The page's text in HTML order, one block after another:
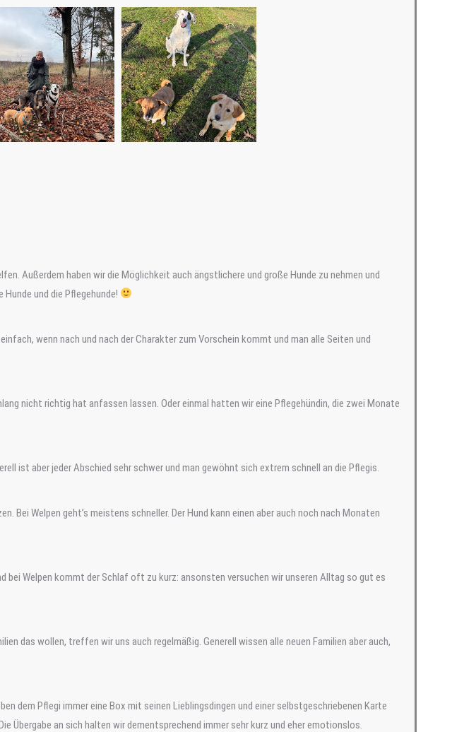
Außerdem haben wir die Möglichkeit auch ängstlichere und große Hunde zu nehmen und
und die Pflegehunde!
wenn nach und nach der Charakter zum Vorschein kommt und man alle Seiten und
nicht richtig hat anfassen lassen. Oder einmal hatten wir eine Pflegehündin, die zwei Monate
ist aber jeder Abschied sehr schwer und man gewöhnt sich extrem schnell an die Pflegis.
Welpen geht’s meistens schneller. Der Hund kann einen aber auch noch nach Monaten
bei Welpen kommt der Schlaf oft zu kurz: ansonsten versuchen wir unseren Alltag so gut es
das wollen, treffen wir uns auch regelmäßig. Generell wissen alle neuen Familien aber auch,
dem Pflegi immer eine Box mit seinen Lieblingsdingen und einer selbstgeschriebenen Karte
Übergabe an sich halten wir dementsprechend immer sehr kurz und eher emotionslos.